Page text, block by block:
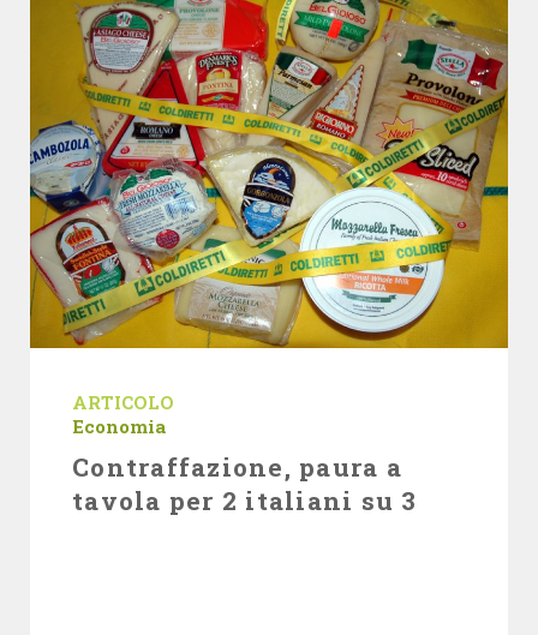
ARTICOLO
Economia
Contraffazione, paura a
tavola per 2 italiani su 3